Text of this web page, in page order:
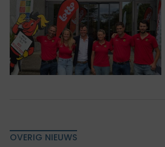
OVERIG NIEUWS